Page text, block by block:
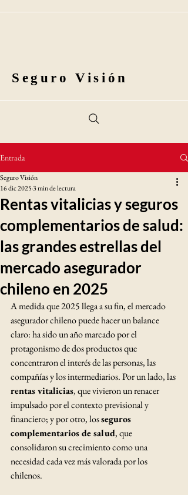
Seguro Visión
Entrada
Rentas vitalicias y seguros
complementarios de salud:
las grandes estrellas del
mercado asegurador
chileno en 2025
Seguro Visión
16 dic 20253 min de lectura
A medida que 2025 llega a su fin, el mercado
asegurador chileno puede hacer un balance
claro: ha sido un año marcado por el
protagonismo de dos productos que
concentraron el interés de las personas, las
compañías y los intermediarios. Por un lado, las
rentas vitalicias, que vivieron un renacer
impulsado por el contexto previsional y
financiero; y por otro, los seguros
complementarios de salud, que
consolidaron su crecimiento como una
necesidad cada vez más valorada por los
chilenos.